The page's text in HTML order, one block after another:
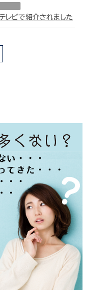
レビで紹介されました